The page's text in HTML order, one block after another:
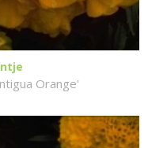
Orange'